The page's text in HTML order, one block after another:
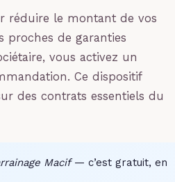
réduire le montant de vos
proches de garanties
vous activez un
Ce dispositif
des contrats essentiels du
Macif— c’est gratuit, en